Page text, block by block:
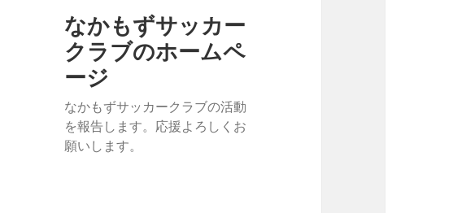
なかもずサッカー
クラブのホームペ
ージ
なかもずサッカークラブの活動
を報告します。応援よろしくお
願いします。